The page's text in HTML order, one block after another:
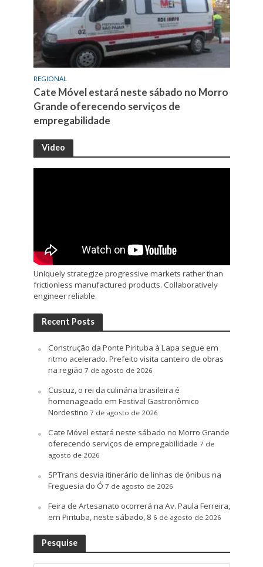
REGIONAL
Cate Móvel estará neste sábado no Morro
Grande oferecendo serviços de
empregabilidade
Video
Uniquely strategize progressive markets rather than
frictionless manufactured products. Collaboratively
engineer reliable.
Recent Posts
Construção da Ponte Pirituba à Lapa segue em
ritmo acelerado. Prefeito visita canteiro de obras
na região 7 de agosto de 2026
Cuscuz, o rei da culinária brasileira é
homenageado em Festival Gastronômico
Nordestino 7 de agosto de 2026
Cate Móvel estará neste sábado no Morro Grande
oferecendo serviços de empregabilidade 7 de
agosto de 2026
SPTrans desvia itinerário de linhas de ônibus na
Freguesia do Ó 7 de agosto de 2026
Feira de Artesanato ocorrerá na Av. Paula Ferreira,
em Pirituba, neste sábado, 8 6 de agosto de 2026
Pesquise